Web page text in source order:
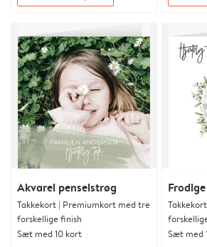
Akvarel penselstrøg
Takkekort | Premiumkort med tre
forskellige finish
Sæt med 10 kort
Sæt med